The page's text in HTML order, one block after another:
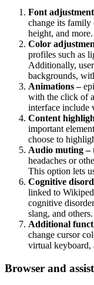
Font
change its family
height, and more.
Color
profiles such as
Additionally,
backgrounds,
Animations –
with the click of
interface include
Content
important
choose to
Audio muting –
headaches or
This option lets
Cognitive
linked to
cognitive
slang, and others.
Additional
change cursor
virtual keyboard,
Browser and